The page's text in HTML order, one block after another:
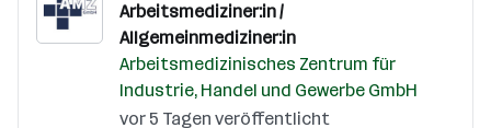
Arbeitsmediziner:in /
Allgemeinmediziner:in
Arbeitsmedizinisches Zentrum für
Industrie, Handel und Gewerbe GmbH
vor 5 Tagen veröffentlicht